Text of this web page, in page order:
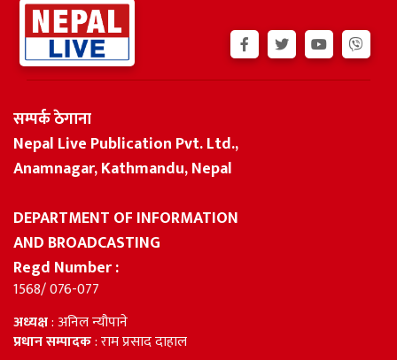
सम्पर्क ठेगाना
Nepal Live Publication Pvt. Ltd.,
Anamnagar, Kathmandu, Nepal
DEPARTMENT OF INFORMATION
AND BROADCASTING
Regd Number :
1568/ 076-077
अध्यक्ष: अनिल न्यौपाने
प्रधान सम्पादक: राम प्रसाद दाहाल